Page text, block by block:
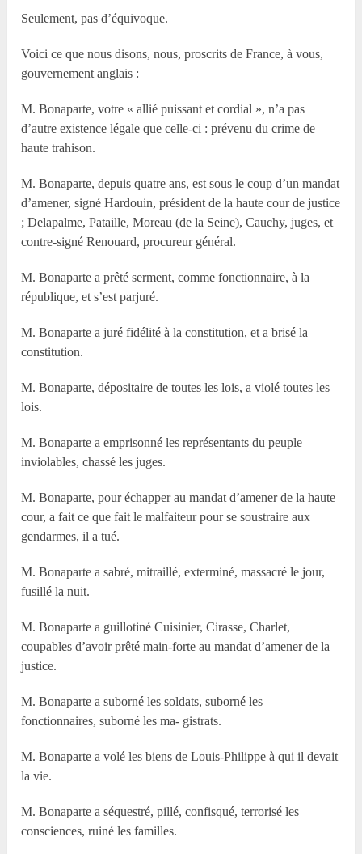
Seulement, pas d’équivoque.
Voici ce que nous disons, nous, proscrits de France, à vous,
gouvernement anglais :
M. Bonaparte, votre « allié puissant et cordial », n’a pas
d’autre existence légale que celle-ci : prévenu du crime de
haute trahison.
M. Bonaparte, depuis quatre ans, est sous le coup d’un mandat
d’amener, signé Hardouin, président de la haute cour de justice
; Delapalme, Pataille, Moreau (de la Seine), Cauchy, juges, et
contre-signé Renouard, procureur général.
M. Bonaparte a prêté serment, comme fonctionnaire, à la
république, et s’est parjuré.
M. Bonaparte a juré fidélité à la constitution, et a brisé la
constitution.
M. Bonaparte, dépositaire de toutes les lois, a violé toutes les
lois.
M. Bonaparte a emprisonné les représentants du peuple
inviolables, chassé les juges.
M. Bonaparte, pour échapper au mandat d’amener de la haute
cour, a fait ce que fait le malfaiteur pour se soustraire aux
gendarmes, il a tué.
M. Bonaparte a sabré, mitraillé, exterminé, massacré le jour,
fusillé la nuit.
M. Bonaparte a guillotiné Cuisinier, Cirasse, Charlet,
coupables d’avoir prêté main-forte au mandat d’amener de la
justice.
M. Bonaparte a suborné les soldats, suborné les
fonctionnaires, suborné les ma- gistrats.
M. Bonaparte a volé les biens de Louis-Philippe à qui il devait
la vie.
M. Bonaparte a séquestré, pillé, confisqué, terrorisé les
consciences, ruiné les familles.